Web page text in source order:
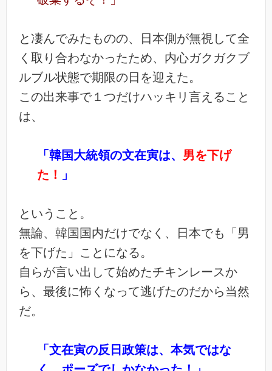
と凄んでみたものの、日本側が無視して全
く取り合わなかったため、内心ガクガクブ
ルブル状態で期限の日を迎えた。
この出来事で１つだけハッキリ言えること
は、
「韓国大統領の文在寅は、 男を下げ
た！
」
ということ。
無論、韓国国内だけでなく、日本でも「男
を下げた」ことになる。
自らが言い出して始めたチキンレースか
ら、最後に怖くなって逃げたのだから当然
だ。
「文在寅の反日政策は、本気ではな